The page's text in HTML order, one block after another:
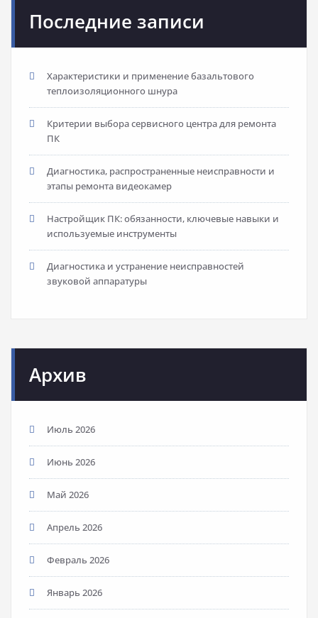
Последние записи
Характеристики и применение базальтового
теплоизоляционного шнура
Критерии выбора сервисного центра для ремонта
ПК
Диагностика, распространенные неисправности и
этапы ремонта видеокамер
Настройщик ПК: обязанности, ключевые навыки и
используемые инструменты
Диагностика и устранение неисправностей
звуковой аппаратуры
Архив
Июль 2026
Июнь 2026
Май 2026
Апрель 2026
Февраль 2026
Январь 2026